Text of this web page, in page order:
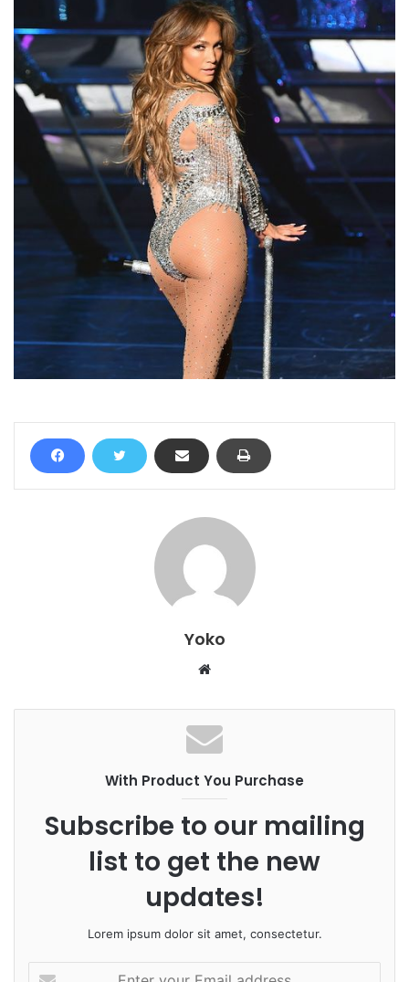
Yoko
b
s
i
t
e
With Product You Purchase
Subscribe to our mailing
list to get the new
updates!
Lorem ipsum dolor sit amet, consectetur.